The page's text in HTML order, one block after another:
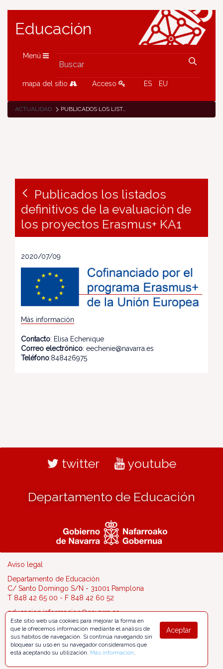
Educación
Menú
mapa del sitio Acceso ES EU
ACTUALIDAD PUBLICADOS LOS LISTADOS DEFINITIVOS DE LA EVALUACIÓN DE LOS PROYECTOS ERASMUS+ KA1
Publicados los listados
definitivos de la evaluación de
los proyectos Erasmus+ KA1
2020/07/09
Más información
Contacto: Elisa Echenique
Correo electrónico: eechenie@navarra.es
Teléfono:848426975
twitter youtube
Departamento de Educación
Aviso legal
Departamento de Educación
C/ Santo Domingo S/N - 31001 Pamplona
T 848 42 65 00 - F 848 42 60 52
educacion.informacion@navarra.es
Aceptar
Este sitio web usa cookies para mejorar la forma en
que le ofrecemos información mediante el análisis de
sus hábitos de navegación. Si continúa navegando sin
bloquear su uso en su navegador consideramos que
está aceptando su utilización. Más información.